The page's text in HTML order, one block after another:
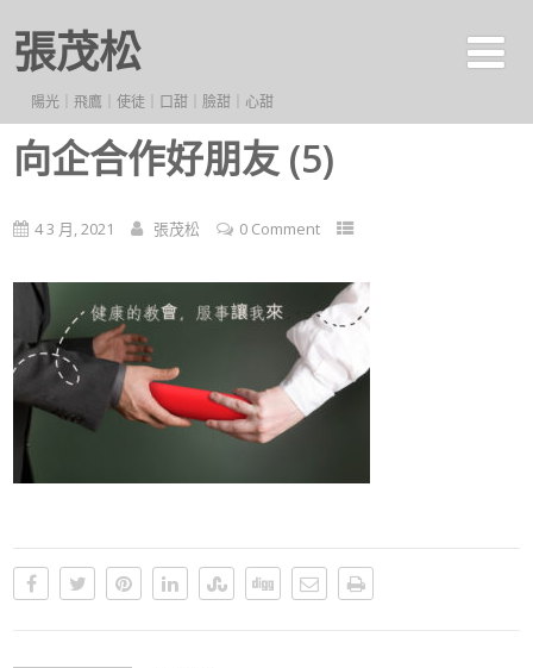
張茂松
陽光｜飛鷹｜使徒｜口甜｜臉甜｜心甜
向企合作好朋友 (5)
4 3 月, 2021 張茂松 0 Comment